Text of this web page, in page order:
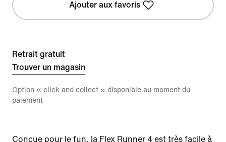
Ajouter aux favoris
Retrait gratuit
Trouver un magasin
Option « click and collect » disponible au moment du
paiement
Conçue pour le fun, la Flex Runner 4 est très facile à